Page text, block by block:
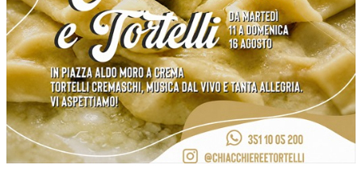
LA PIAZZA
ANIMALI
NECROLOGI
ACCEDI